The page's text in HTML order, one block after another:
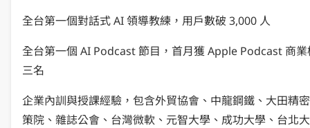
全台第一個對話式 AI 領導教練，用戶數破 3,000 人
全台第一個 AI Podcast 節目，首月獲 Apple Podcast 商業
三名
企業內訓與授課經驗，包含外貿協會、中龍鋼鐵、大田精
策院、雜誌公會、台灣微軟、元智大學、成功大學、台北